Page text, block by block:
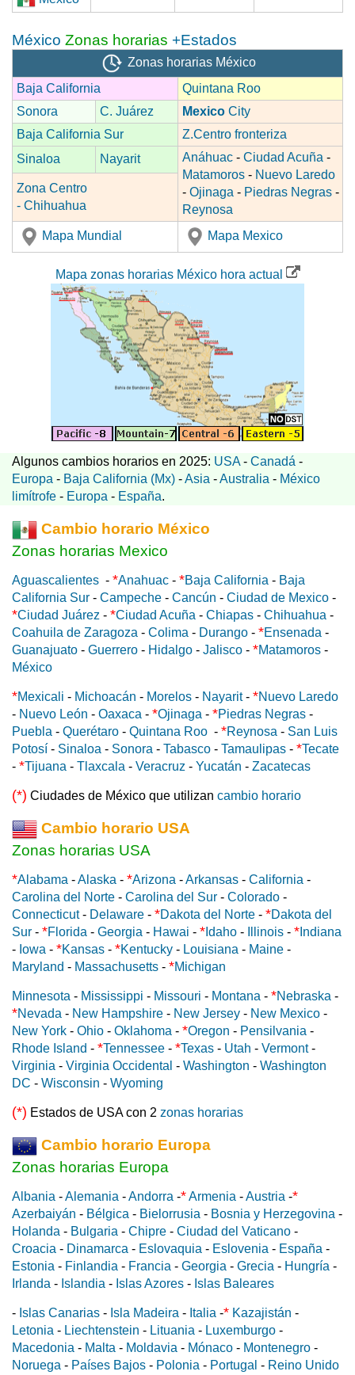
México Zonas horarias +Estados
Zonas horarias México
Baja California
Quintana Roo
Sonora
C. Juárez Mexico City
Baja California Sur
Z.Centro fronteriza
Sinaloa
Nayarit Anáhuac - Ciudad Acuña -
Matamoros - Nuevo Laredo
- Ojinaga - Piedras Negras -
Reynosa
Zona Centro
- Chihuahua
Mapa Mundial Mapa Mexico
Mapa zonas horarias México hora actual
Algunos cambios horarios en 2025: USA- Canadá -
Europa - Baja California (Mx) -Asia -Australia - México
limítrofe - Europa - España.
Cambio horario México
Zonas horarias Mexico
Aguascalientes - *Anahuac - *Baja California - Baja
California Sur - Campeche - Cancún - Ciudad de Mexico -
*Ciudad Juárez - *Ciudad Acuña - Chiapas - Chihuahua -
Coahuila de Zaragoza - Colima - Durango - *Ensenada -
Guanajuato - Guerrero - Hidalgo - Jalisco - *Matamoros -
México
*Mexicali - Michoacán - Morelos - Nayarit- *Nuevo Laredo
- Nuevo León - Oaxaca - *Ojinaga - *Piedras Negras -
Puebla - Querétaro - Quintana Roo - *Reynosa - San Luis
Potosí - Sinaloa - Sonora - Tabasco - Tamaulipas - *Tecate
- *Tijuana - Tlaxcala - Veracruz - Yucatán - Zacatecas
(*) Ciudades de México que utilizan cambio horario
Cambio horario USA
Zonas horarias USA
*Alabama -Alaska - *Arizona -Arkansas - California -
Carolina del Norte - Carolina del Sur - Colorado -
Connecticut- Delaware - *Dakota del Norte - *Dakota del
Sur - *Florida - Georgia - Hawai - * Idaho - Illinois - * Indiana
- Iowa - *Kansas - *Kentucky - Louisiana - Maine -
Maryland - Massachusetts - *Michigan
Minnesota - Mississippi - Missouri - Montana - *Nebraska -
*Nevada - New Hampshire - New Jersey - New Mexico -
New York - Ohio - Oklahoma - *Oregon - Pensilvania -
Rhode Island - *Tennessee - *Texas - Utah - Vermont-
Virginia - Virginia Occidental - Washington - Washington
DC - Wisconsin - Wyoming
(*) Estados de USA con 2 zonas horarias
Cambio horario Europa
Zonas horarias Europa
Albania -Alemania -Andorra -*Armenia -Austria -*
Azerbaiyán - Bélgica - Bielorrusia - Bosnia y Herzegovina -
Holanda - Bulgaria - Chipre - Ciudad del Vaticano -
Croacia - Dinamarca - Eslovaquia - Eslovenia - España -
Estonia - Finlandia - Francia - Georgia - Grecia - Hungría -
Irlanda - Islandia - Islas Azores - Islas Baleares
- Islas Canarias - Isla Madeira - Italia -* Kazajistán -
Letonia - Liechtenstein - Lituania - Luxemburgo -
Macedonia - Malta - Moldavia - Mónaco - Montenegro -
Noruega - Países Bajos - Polonia - Portugal - Reino Unido